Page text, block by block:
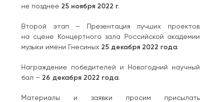
не позднее 25 ноября 2022 г.
Второй этап – Презентация лучших проектов
на сцене Концертного зала Российской академии
музыки имени Гнесиных 25 декабря 2022 года.
Награждение победителей и Новогодний научный
бал – 26 декабря 2022 года.
Материалы и заявки просим присылать